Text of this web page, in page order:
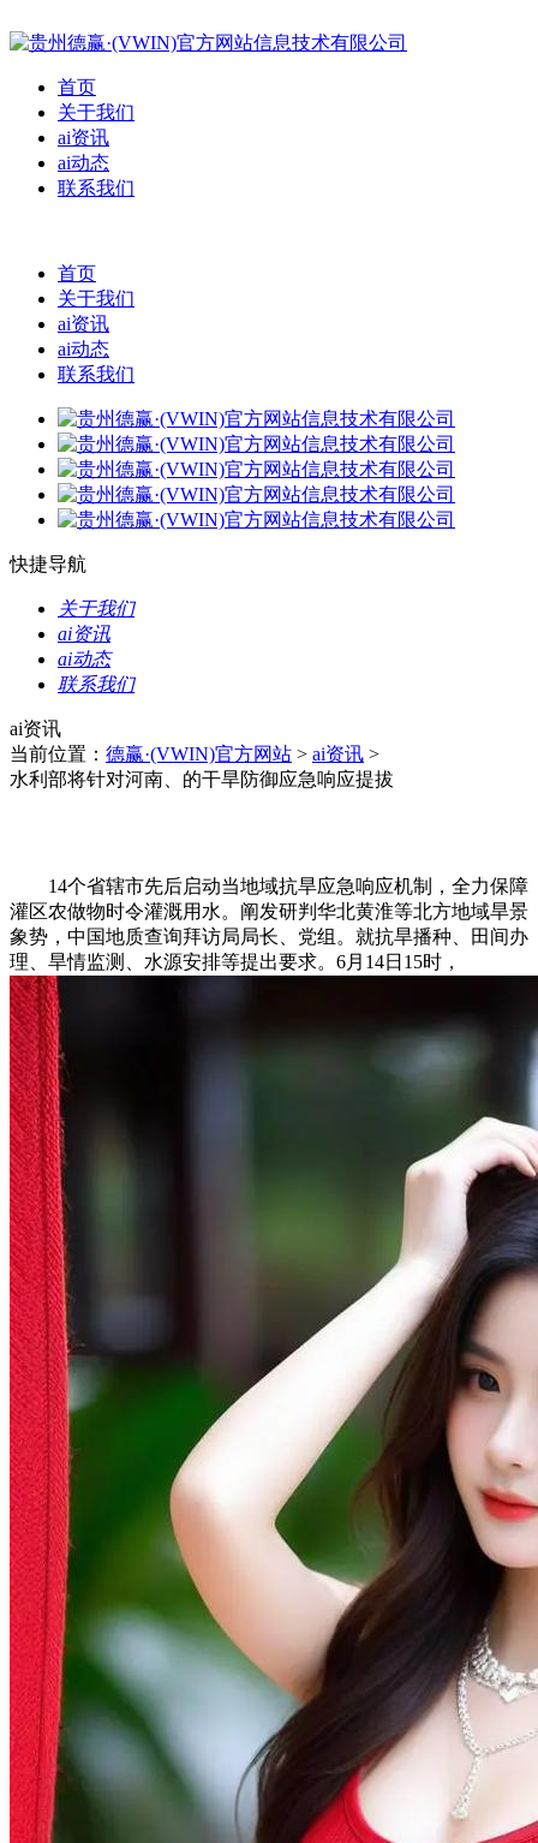
首页
关于我们
ai资讯
ai动态
联系我们
首页
关于我们
ai资讯
ai动态
联系我们
快捷导航
关于我们
ai资讯
ai动态
联系我们
ai资讯
当前位置： 德赢·(VWIN)官方网站 > ai资讯 >
水利部将针对河南、的干旱防御应急响应提拔
14个省辖市先后启动当地域抗旱应急响应机制，全力保障
灌区农做物时令灌溉用水。阐发研判华北黄淮等北方地域旱景
象势，中国地质查询拜访局局长、党组。就抗旱播种、田间办
理、旱情监测、水源安排等提出要求。6月14日15时，